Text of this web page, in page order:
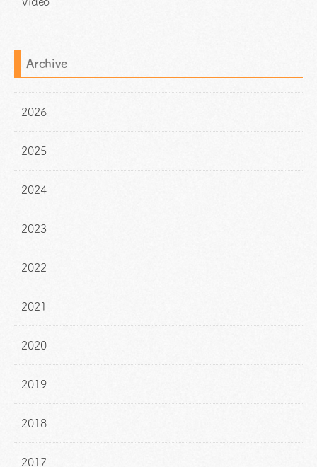
Archive
2026
2025
2024
2023
2022
2021
2020
2019
2018
2017